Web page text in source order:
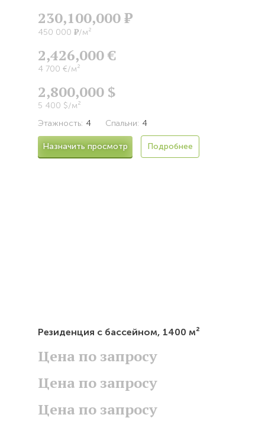
230,100,000Р
450 000 Р/м²
2,426,000 €
4 700 €/м²
2,800,000 $
5 400 $/м²
Этажность: 4 Спальни: 4
Назначить просмотр Подробнее
Резиденция с бассейном, 1400 м²
Цена по запросу
Цена по запросу
Цена по запросу